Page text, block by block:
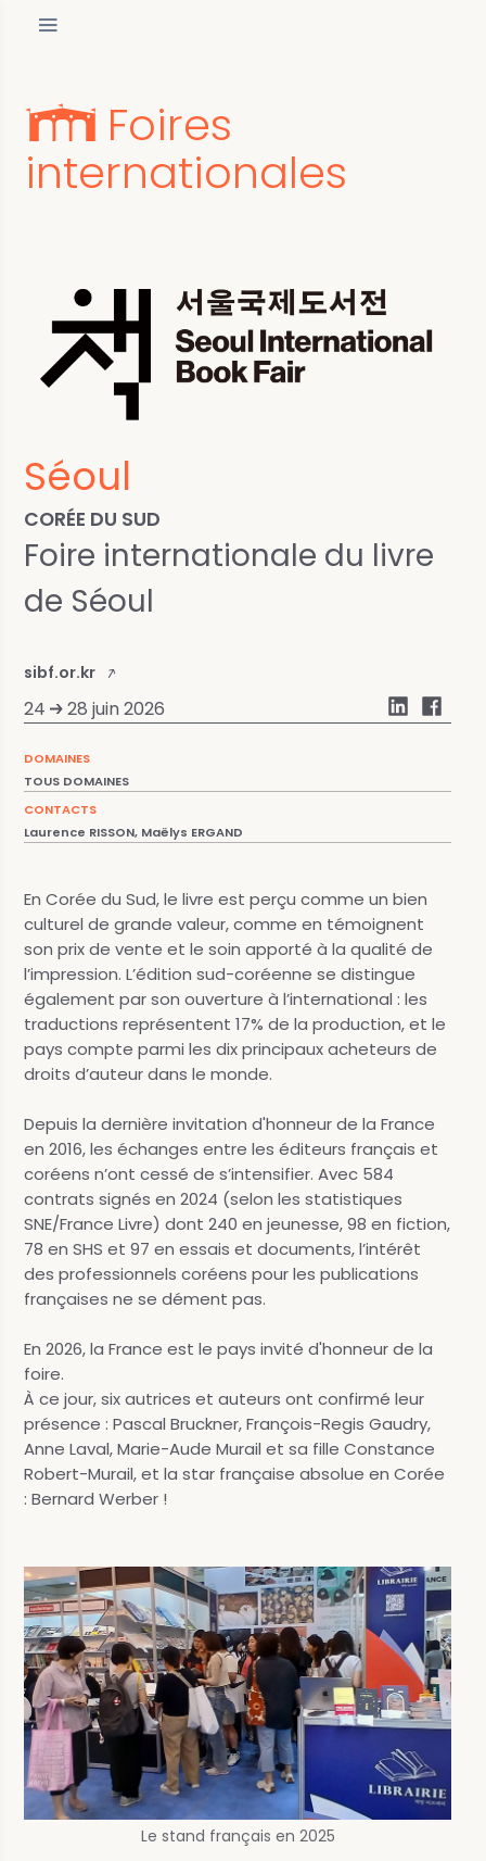
Foires
internationales
Séoul
CORÉE DU SUD
Foire internationale du livre
de Séoul
sibf.or.kr
24 28 juin 2026
DOMAINES
TOUS DOMAINES
CONTACTS
Laurence RISSON, Maëlys ERGAND
En Corée du Sud, le livre est perçu comme un bien
culturel de grande valeur, comme en témoignent
son prix de vente et le soin apporté à la qualité de
l’impression. L’édition sud-coréenne se distingue
également par son ouverture à l’international : les
traductions représentent 17% de la production, et le
pays compte parmi les dix principaux acheteurs de
droits d’auteur dans le monde.
Depuis la dernière invitation d'honneur de la France
en 2016, les échanges entre les éditeurs français et
coréens n’ont cessé de s’intensifier. Avec 584
contrats signés en 2024 (selon les statistiques
SNE/France Livre) dont 240 en jeunesse, 98 en fiction,
78 en SHS et 97 en essais et documents, l’intérêt
des professionnels coréens pour les publications
françaises ne se dément pas.
En 2026, la France est le pays invité d'honneur de la
foire.
À ce jour, six autrices et auteurs ont confirmé leur
présence : Pascal Bruckner, François-Regis Gaudry,
Anne Laval, Marie-Aude Murail et sa fille Constance
Robert-Murail, et la star française absolue en Corée
: Bernard Werber !
Le stand français en 2025